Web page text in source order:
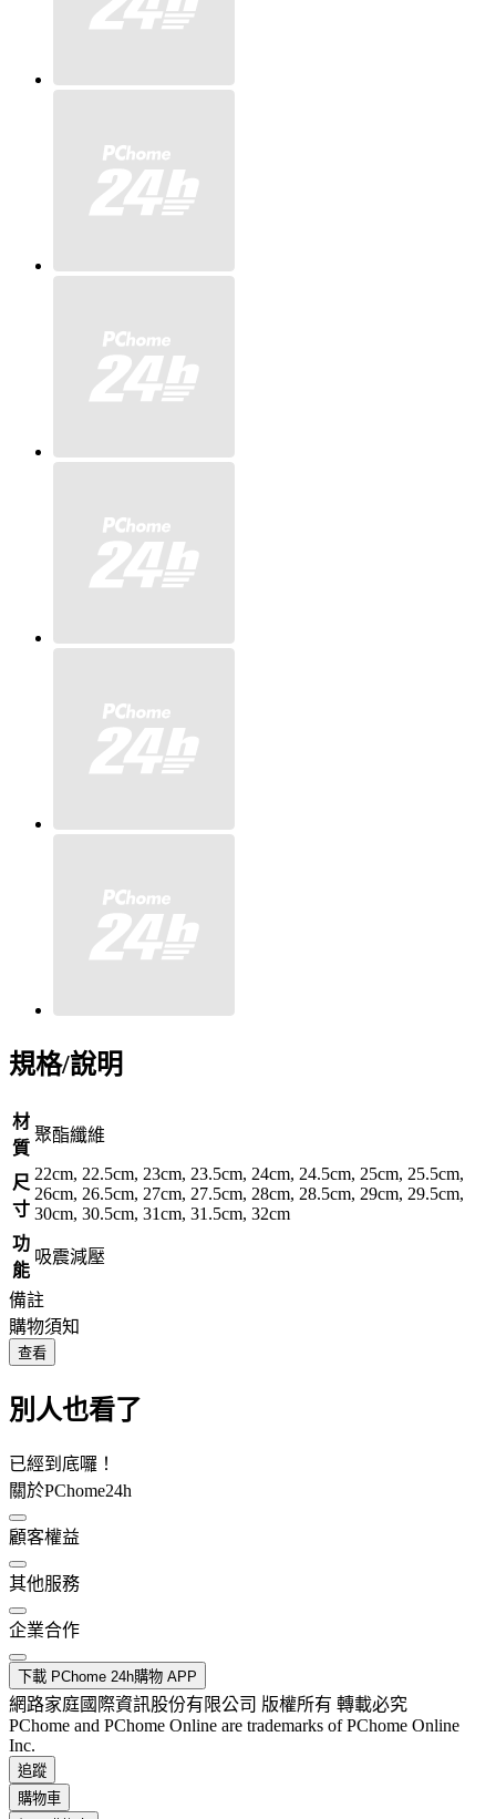
規格/說明
材
質
聚酯纖維
尺
寸
22cm, 22.5cm, 23cm, 23.5cm, 24cm, 24.5cm, 25cm, 25.5cm,
26cm, 26.5cm, 27cm, 27.5cm, 28cm, 28.5cm, 29cm, 29.5cm,
30cm, 30.5cm, 31cm, 31.5cm, 32cm
功
能
吸震減壓
備註
購物須知
查看
別人也看了
已經到底囉！
關於PChome24h
顧客權益
其他服務
企業合作
下載 PChome 24h購物 APP
網路家庭國際資訊股份有限公司 版權所有 轉載必究
PChome and PChome Online are trademarks of PChome Online
Inc.
追蹤
購物車